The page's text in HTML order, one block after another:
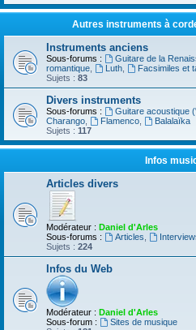
Autres instruments à
Instruments anciens
Sous-forums : Guitare de la
romantique
Luth,
Facsimiles et
Sujets : 83
Divers instruments
Sous-forums : Guitare acoustique
Charango
Flamenco,
Balalaïka
Sujets : 117
Infos
Articles divers
Modérateur : Daniel d'Arles
Sous-forums :
Articles
Sujets : 224
Infos du Web
Modérateur : Daniel d'Arles
Sous-forum :
Sites de musique